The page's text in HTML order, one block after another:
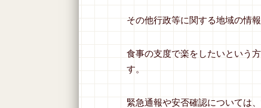
その他行政等に関する地域の情
食事の支度で楽をしたいという
す。
緊急通報や安否確認については